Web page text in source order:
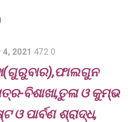
4, 2021 472 0
ବିଶାଖା,ତୁଳା ଓ କୁମ୍ଭ
ଓ ପାର୍ବଣ ଶ୍ରାଦ୍ଧ,